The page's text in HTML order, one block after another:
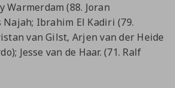
Warmerdam (88. Joran
Najah; Ibrahim El Kadiri (79.
van Gilst, Arjen van der Heide
Jesse van de Haar. (71. Ralf